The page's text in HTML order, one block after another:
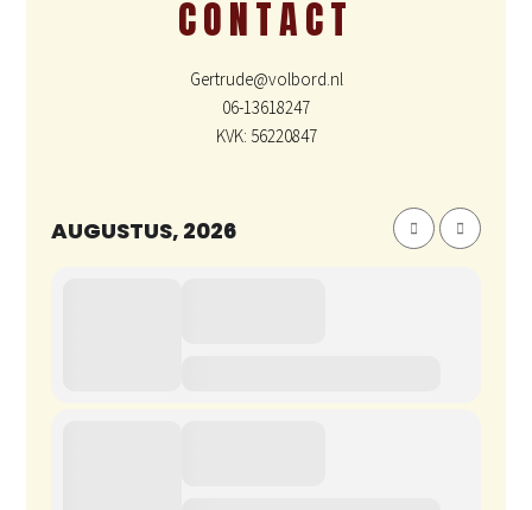
CONTACT
Gertrude@volbord.nl
06-13618247
KVK: 56220847
AUGUSTUS, 2026